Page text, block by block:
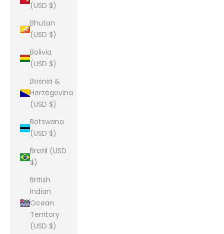
(USD $)
Bhutan
(USD $)
Bolivia
(USD $)
Bosnia &
Herzegovina
(USD $)
Botswana
(USD $)
Brazil (USD
$)
British
Indian
Ocean
Territory
(USD $)